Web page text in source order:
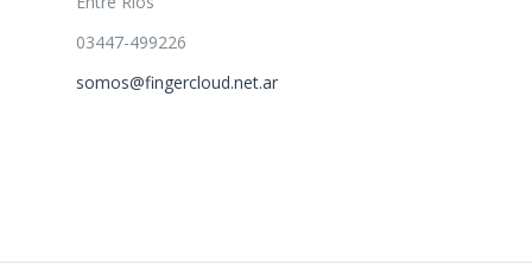
03447-499226
somos@fingercloud.net.ar